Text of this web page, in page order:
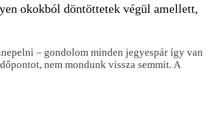
okokból döntöttetek végül amellett,
– gondolom minden jegyespár így van
nem mondunk vissza semmit. A